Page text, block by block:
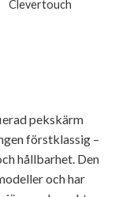
Clevertouch
pekskärm
förstklassig –
hållbarhet. Den
och har